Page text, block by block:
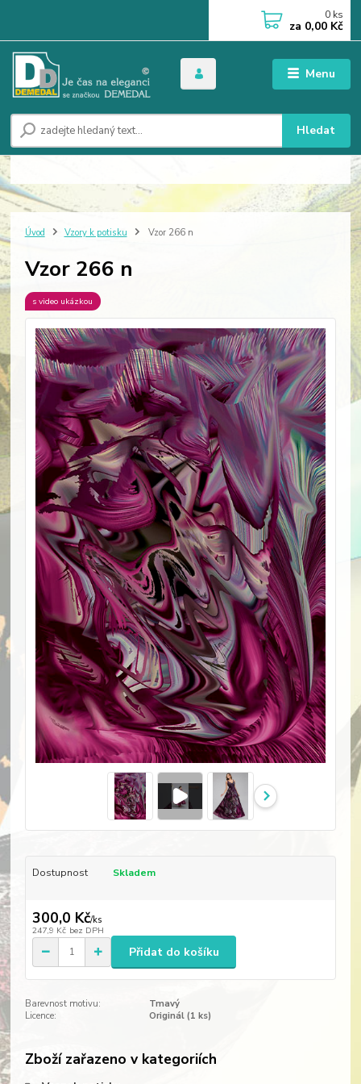
Menu
Hledat
0 ks
za 0,00 Kč
Úvod Vzory k potisku Vzor 266 n
Vzor 266 n
s video ukázkou
Dostupnost Skladem
300,0 Kč/ks
247,9 Kč bez DPH
Přidat do košíku
Barevnost motivu:
Tmavý
Licence:
Originál (1 ks)
Zboží zařazeno v kategoriích